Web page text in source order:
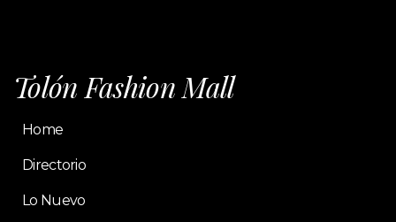
Tolón Fashion Mall
Home
Directorio
Lo Nuevo